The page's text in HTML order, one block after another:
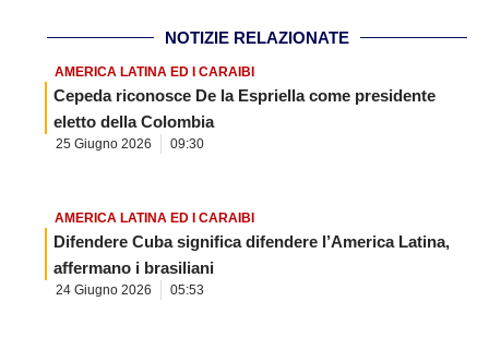
NOTIZIE RELAZIONATE
AMERICA LATINA ED I CARAIBI
Cepeda riconosce De la Espriella come presidente
eletto della Colombia
25 Giugno 2026 09:30
AMERICA LATINA ED I CARAIBI
Difendere Cuba significa difendere l’America Latina,
affermano i brasiliani
24 Giugno 2026 05:53